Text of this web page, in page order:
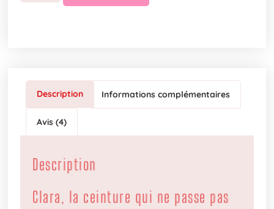
Description Informations complémentaires
Avis (4)
Description
Clara, la ceinture qui ne passe pas